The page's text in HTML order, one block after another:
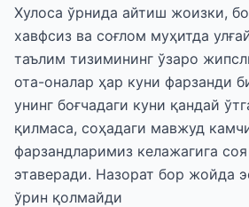
Хулоса ўрнида айтиш жоизки,
хавфсиз ва соғлом муҳитда
таълим тизимининг ўзаро
ота-оналар ҳар куни фарзанди
унинг боғчадаги куни қандай
қилмаса, соҳадаги мавжуд
фарзандларимиз келажагига
этаверади. Назорат бор жойда
ўрин қолмайди